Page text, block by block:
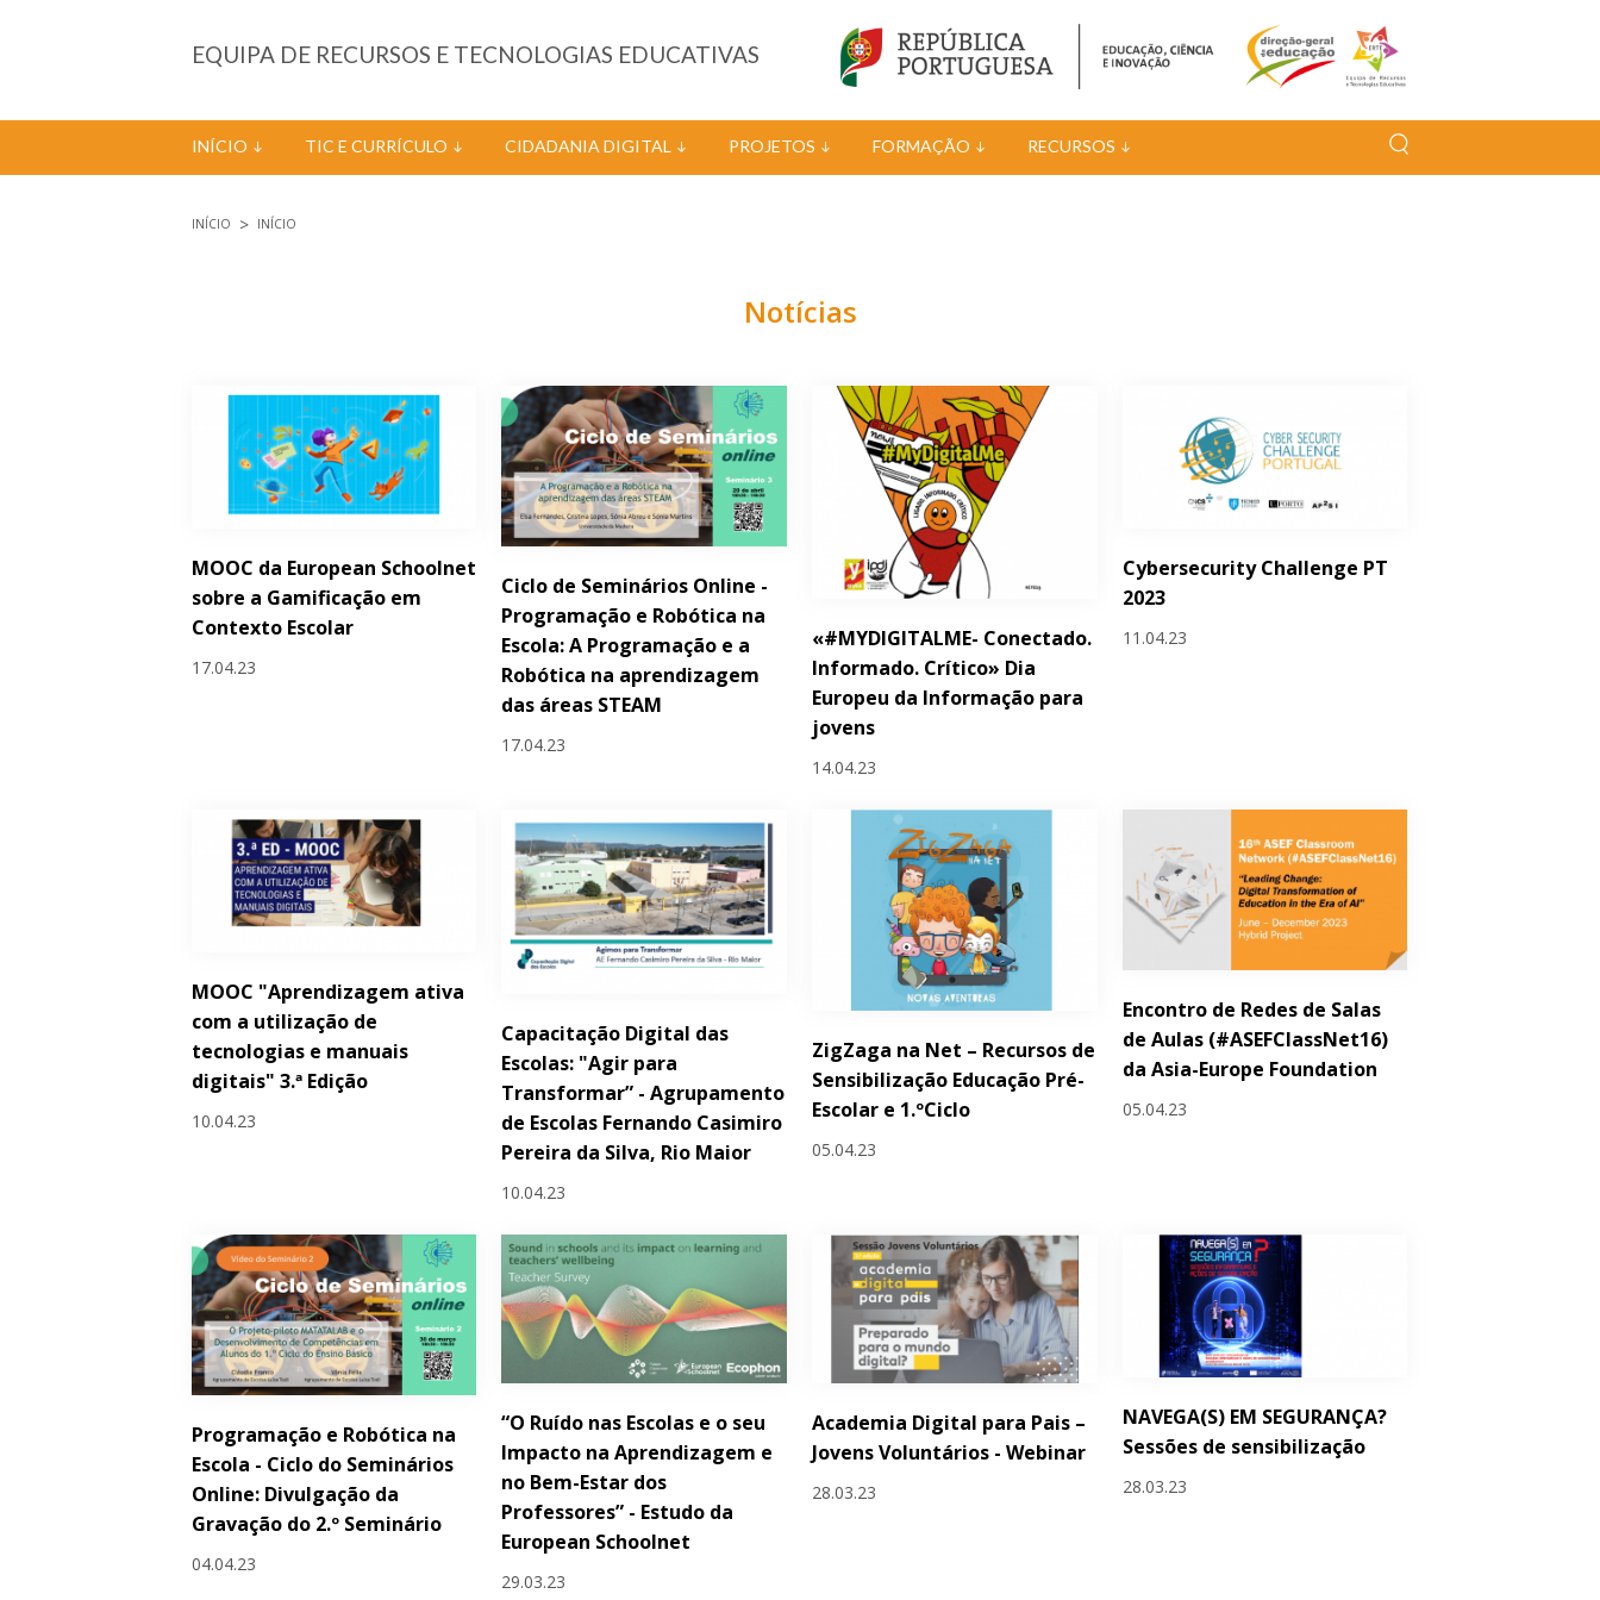
EQUIPA DE RECURSOS E TECNOLOGIAS EDUCATIVAS
INÍCIO TIC E CURRÍCULO CIDADANIA DIGITAL PROJETOS FORMAÇÃO RECURSOS
INÍCIO INÍCIO
Notícias
MOOC da European Schoolnet
sobre a Gamificação em
Contexto Escolar
17.04.23
Ciclo de Seminários Online -
Programação e Robótica na
Escola: A Programação e a
Robótica na aprendizagem
das áreas STEAM
17.04.23
«#MYDIGITALME- Conectado.
Informado. Crítico» Dia
Europeu da Informação para
jovens
14.04.23
Cybersecurity Challenge PT
2023
11.04.23
MOOC "Aprendizagem ativa
com a utilização de
tecnologias e manuais
digitais" 3.ª Edição
10.04.23
Capacitação Digital das
Escolas: "Agir para
Transformar” - Agrupamento
de Escolas Fernando Casimiro
Pereira da Silva, Rio Maior
10.04.23
ZigZaga na Net – Recursos de
Sensibilização Educação Pré-
Escolar e 1.ºCiclo
05.04.23
Encontro de Redes de Salas
de Aulas (#ASEFClassNet16)
da Asia-Europe Foundation
05.04.23
Programação e Robótica na
Escola - Ciclo do Seminários
Online: Divulgação da
Gravação do 2.º Seminário
04.04.23
“O Ruído nas Escolas e o seu
Impacto na Aprendizagem e
no Bem-Estar dos
Professores” - Estudo da
European Schoolnet
29.03.23
Academia Digital para Pais –
Jovens Voluntários - Webinar
28.03.23
NAVEGA(S) EM SEGURANÇA?
Sessões de sensibilização
28.03.23
Páginas